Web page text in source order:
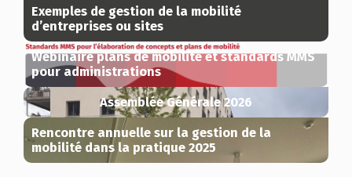
Exemples de gestion de la mobilité
d’entreprises ou sites
Webinaire plans de mobilité et standards MMS
pour administrations
Assemblée Générale 2026
Rencontre annuelle sur la gestion de la
mobilité dans la pratique 2025